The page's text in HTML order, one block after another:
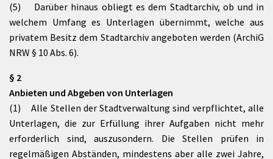
(5) Darüber hinaus obliegt es dem Stadtarchiv, ob und in
welchem Umfang es Unterlagen übernimmt, welche aus
privatem Besitz dem Stadtarchiv angeboten werden (ArchiG
NRW § 10 Abs. 6).
§ 2
Anbieten und Abgeben von Unterlagen
(1) Alle Stellen der Stadtverwaltung sind verpflichtet, alle
Unterlagen, die zur Erfüllung ihrer Aufgaben nicht mehr
erforderlich sind, auszusondern. Die Stellen prüfen in
regelmäßigen Abständen, mindestens aber alle zwei Jahre,